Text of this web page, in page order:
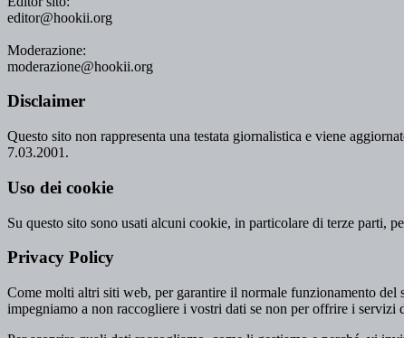
editor@hookii.org
Moderazione:
moderazione@hookii.org
Disclaimer
Questo sito non rappresenta una testata giornalistica e viene
7.03.2001.
Uso dei cookie
Su questo sito sono usati alcuni cookie, in particolare di terze
Privacy Policy
Come molti altri siti web, per garantire il normale funzionamento
impegniamo a non raccogliere i vostri dati se non per offrire i